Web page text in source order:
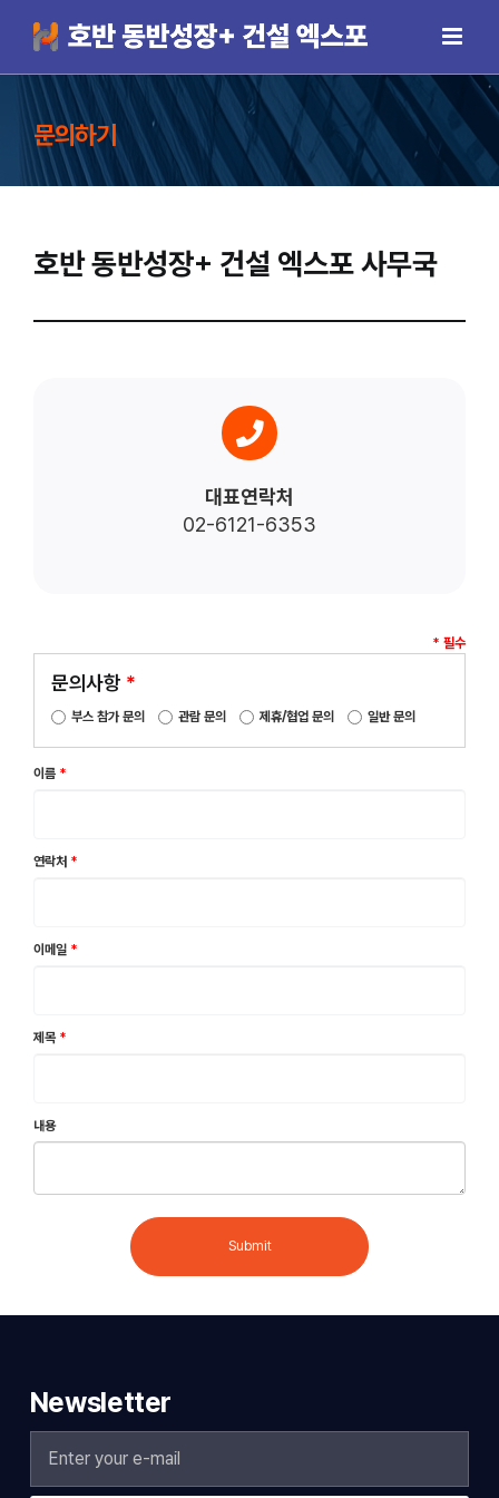
content
문의하기
호반 동반성장+ 건설 엑스포 사무국
대표연락처
02-6121-6353
* 필수
문의사항 *
부스 참가 문의 관람 문의 제휴/협업 문의 일반 문의
이름 *
연락처 *
이메일 *
제목 *
내용
Submit
Newsletter